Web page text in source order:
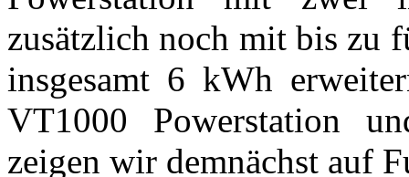
zusätzlich noch mit bis zu
insgesamt 6 kWh
VT1000 Powerstation
zeigen wir demnächst auf